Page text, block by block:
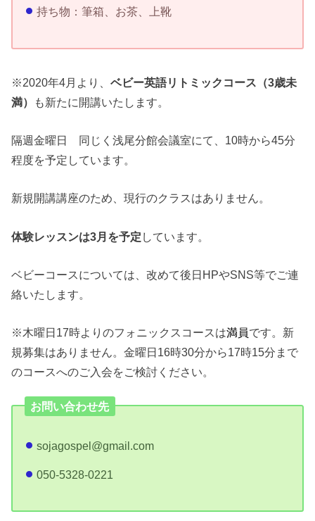
持ち物：筆箱、お茶、上靴
※2020年4月より、ベビー英語リトミックコース（3歳未
満）
も新たに開講いたします。
隔週金曜日 同じく浅尾分館会議室にて、10時から45分
程度を予定しています。
新規開講講座のため、現行のクラスはありません。
体験レッスンは3月を予定 しています。
ベビーコースについては、改めて後日HPやSNS等でご連
絡いたします。
※木曜日17時よりのフォニックスコースは満員です。新
規募集はありません。金曜日16時30分から17時15分まで
のコースへのご入会をご検討ください。
お問い合わせ先
sojagospel@gmail.com
050-5328-0221